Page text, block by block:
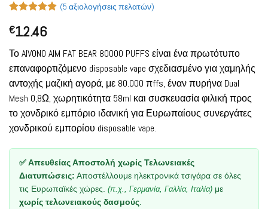
με 5από 5
με βάση
βαθμολογίες
πελάτη
(5 αξιολογήσεις πελατών)
€12.46
Το AIVONO AIM FAT BEAR 80000 PUFFS είναι ένα πρωτότυπο
επαναφορτιζόμενο disposable vape σχεδιασμένο για χαμηλής
αντοχής μαζική αγορά, με 80.000 πffs, έναν πυρήνα Dual
Mesh 0,8Ω, χωρητικότητα 58ml και συσκευασία φιλική προς
το χονδρικό εμπόριο ιδανική για Ευρωπαίους συνεργάτες
χονδρικού εμπορίου disposable vape.
✅ Απευθείας Αποστολή χωρίς Τελωνειακές
Διατυπώσεις: Αποστέλλουμε ηλεκτρονικά τσιγάρα σε όλες
τις Ευρωπαϊκές χώρες. (π.χ., Γερμανία, Γαλλία, Ιταλία) με
χωρίς τελωνειακούς δασμούς